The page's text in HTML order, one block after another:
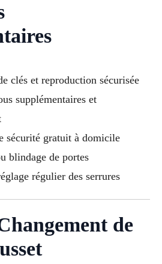
clés et reproduction sécurisée
supplémentaires et
sécurité gratuit à domicile
blindage de portes
régulier des serrures
de